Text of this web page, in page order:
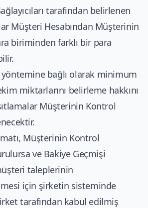
tarafından belirlenen
Müşteri Hesabından Müşterinin
biriminden farklı bir para
bağlı olarak minimum
miktarlarını belirleme hakkını
Müşterinin Kontrol
Müşterinin Kontrol
ve Bakiye Geçmişi
taleplerinin
için şirketin sisteminde
tarafından kabul edilmiş